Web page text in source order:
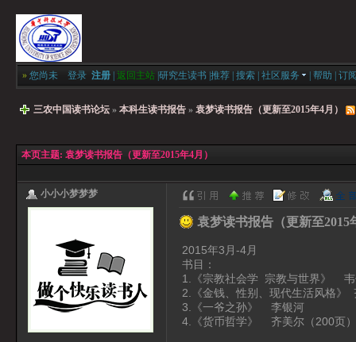
» 您尚未 登录 注册 返回主站 研究生读书 推荐 搜索 社区服务 帮助 订
三农中国读书论坛 » 本科生读书报告 » 袁梦读书报告（更新至2015年4月）
本页主题: 袁梦读书报告（更新至2015年4月）
小小小梦梦梦
袁梦读书报告（更新至2015
2015年3月-4月
书目：
1.《宗教社会学 宗教与世界》 韦
2.《金钱、性别、现代生活风格》
3.《一爷之孙》 李银河
4.《货币哲学》 齐美尔（200页